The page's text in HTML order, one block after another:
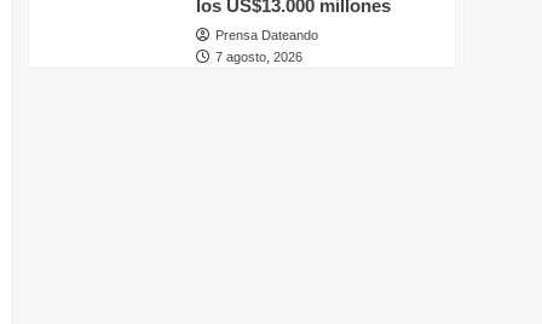
los US$13.000 millones
Prensa Dateando
7 agosto, 2026